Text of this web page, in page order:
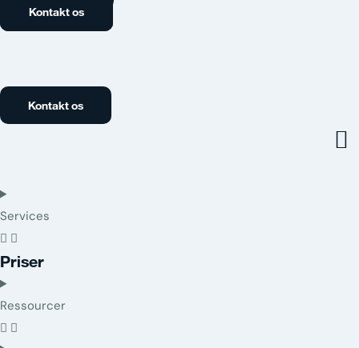
Kontakt os
Kontakt os
Services
Priser
Ressourcer